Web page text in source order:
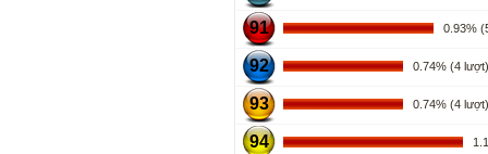
91 0.93%
92 0.74% (4 lượt)
93 0.74% (4 lượt)
94